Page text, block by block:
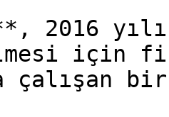
2016
için
çalışan